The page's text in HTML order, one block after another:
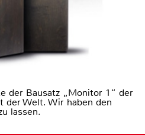
der Bausatz „Monitor 1“ der
der Welt. Wir haben den
lassen.